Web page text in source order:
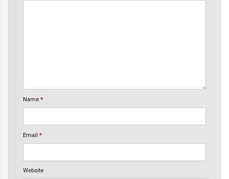
Name *
Email *
Website